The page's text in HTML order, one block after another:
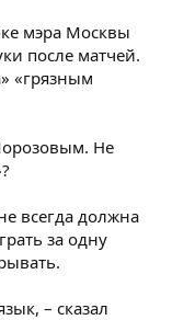
мэра Москвы
после матчей.
«грязным
Не
всегда должна
за одну
– сказал